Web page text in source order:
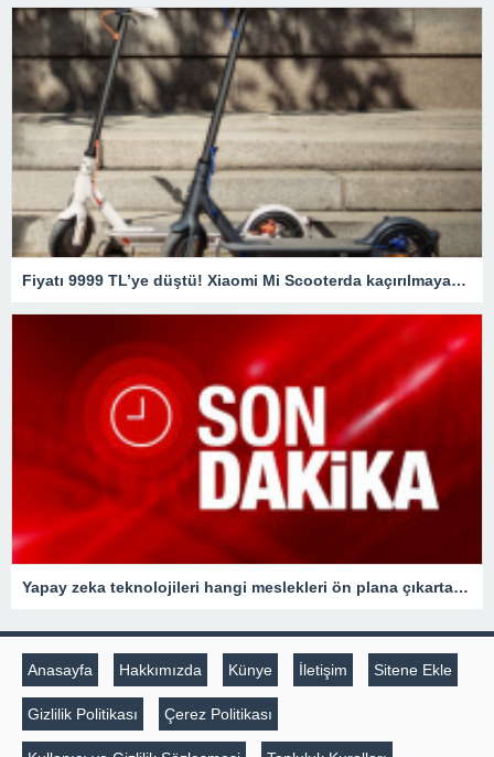
Fiyatı 9999 TL’ye düştü! Xiaomi Mi Scooterda kaçırılmayacak fırsat
Yapay zeka teknolojileri hangi meslekleri ön plana çıkartacak?
Anasayfa Hakkımızda Künye İletişim Sitene Ekle
Gizlilik Politikası Çerez Politikası